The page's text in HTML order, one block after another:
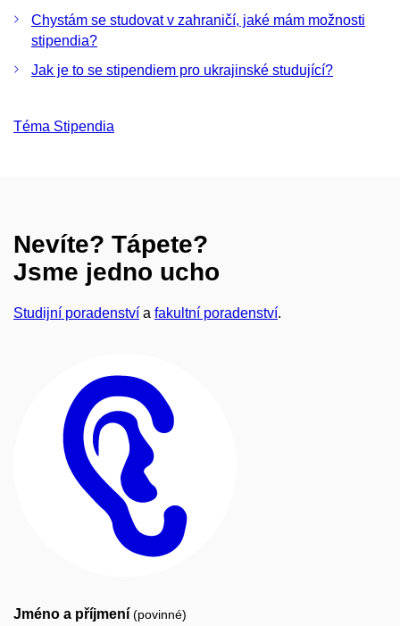
Chystám se studovat v zahraničí, jaké mám možnosti
stipendia?
Jak je to se stipendiem pro ukrajinské studující?
Téma Stipendia
Nevíte? Tápete?
Jsme jedno ucho
Studijní poradenství a fakultní poradenství.
Jméno a příjmení (povinné)